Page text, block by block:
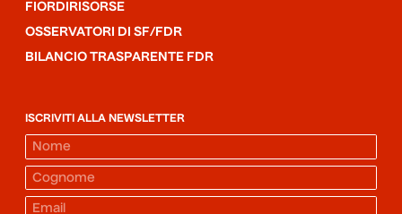
FIORDIRISORSE
OSSERVATORI DI SF/FDR
BILANCIO TRASPARENTE FDR
ISCRIVITI ALLA NEWSLETTER